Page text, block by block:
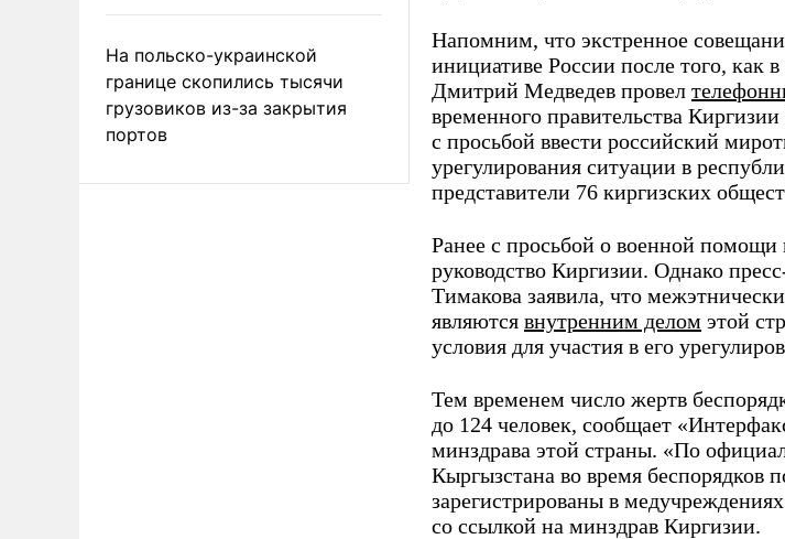
На польско-украинской
границе скопились тысячи
грузовиков из-за закрытия
портов
Напомним, что экстренное
инициативе России после того, как
Дмитрий Медведев провел
временного правительства
с просьбой ввести российский
урегулирования ситуации в
представители 76 киргизских
Ранее с просьбой о военной помощи
руководство Киргизии. Однако
Тимакова заявила, что
являются внутренним делом этой
условия для участия в его
Тем временем число жертв
до 124 человек, сообщает
минздрава этой страны. «По
Кыргызстана во время беспорядков
зарегистрированы в
со ссылкой на минздрав Киргизии.